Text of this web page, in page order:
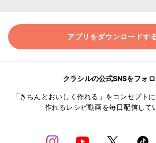
アプリをダウンロードす
クラシルの公式SNSをフォ
「きちんとおいしく作れる」をコンセプト
作れるレシピ動画を毎日配信して